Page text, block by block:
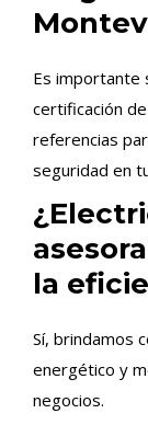
Es importante
certificación
referencias
seguridad en
la
Sí, brindamos
energético y
negocios.